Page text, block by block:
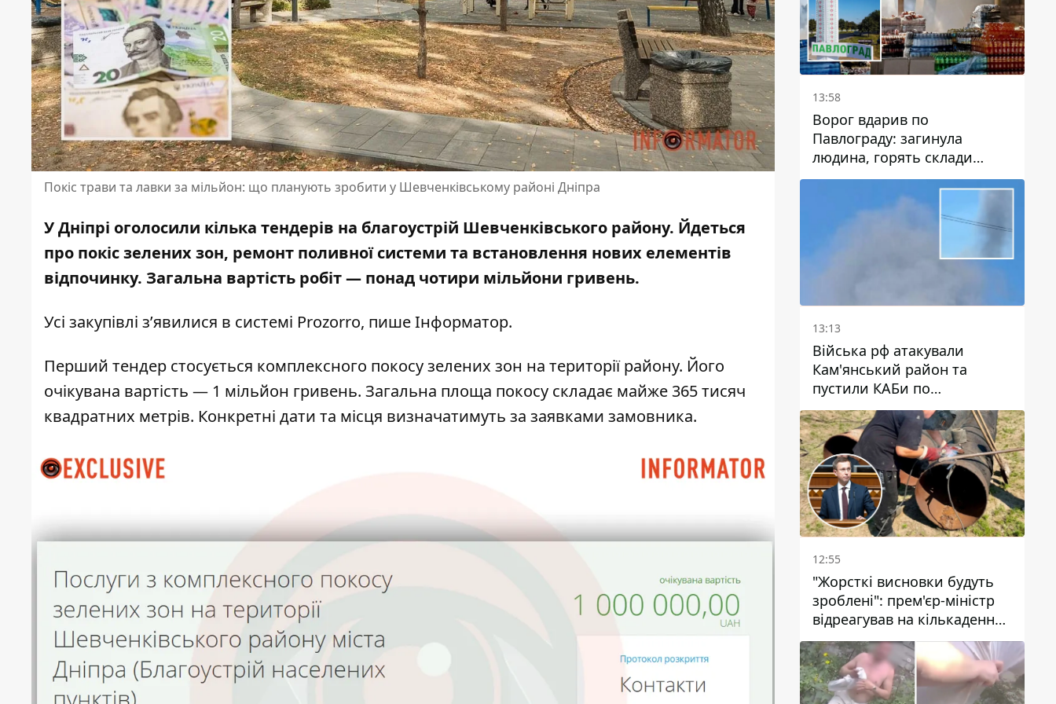
Покіс трави та лавки за мільйон: що планують зробити у Шевченківському районі Дніпра
У Дніпрі оголосили кілька тендерів на благоустрій Шевченківського району. Йдеться
про покіс зелених зон, ремонт поливної системи та встановлення нових елементів
відпочинку. Загальна вартість робіт — понад чотири мільйони гривень.
Усі закупівлі з’явилися в системі Prozorro, пише Інформатор.
Перший тендер стосується комплексного покосу зелених зон на території району. Його
очікувана вартість — 1 мільйон гривень. Загальна площа покосу складає майже 365 тисяч
квадратних метрів. Конкретні дати та місця визначатимуть за заявками замовника.
13:58
Ворог вдарив по
Павлограду: загинула
людина, горять склади
логістичних компаній та
13:13
Війська рф атакували
Кам'янський район та
пустили КАБи по
Павлограду: постраждав
чоловік, в небо здіймається
стовп диму
12:55
"Жорсткі висновки будуть
зроблені": прем'єр-міністр
відреагував на кількаденну
відсутність води у Марганці